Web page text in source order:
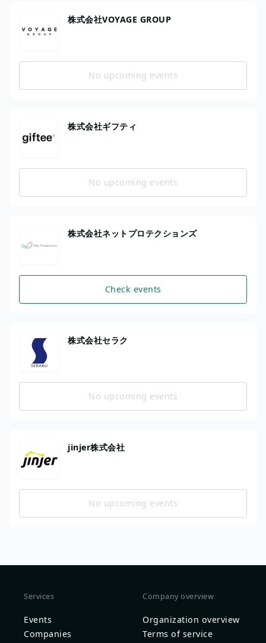
株式会社VOYAGE GROUP
No upcoming events
株式会社ギフティ
No upcoming events
株式会社ネットプロテクションズ
Check events
株式会社セラク
No upcoming events
jinjer株式会社
No upcoming events
Services
Events
Companies
Company overview
Organization overview
Terms of service